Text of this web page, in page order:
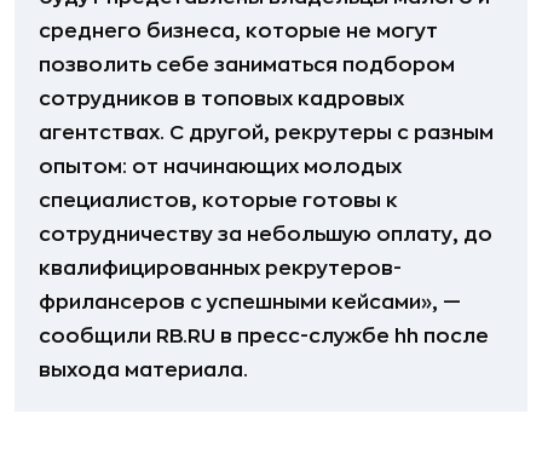
среднего бизнеса, которые не могут
позволить себе заниматься подбором
сотрудников в топовых кадровых
агентствах. С другой, рекрутеры с разным
опытом: от начинающих молодых
специалистов, которые готовы к
сотрудничеству за небольшую оплату, до
квалифицированных рекрутеров-
фрилансеров с успешными кейсами», —
сообщили RB.RU в пресс-службе hh после
выхода материала.